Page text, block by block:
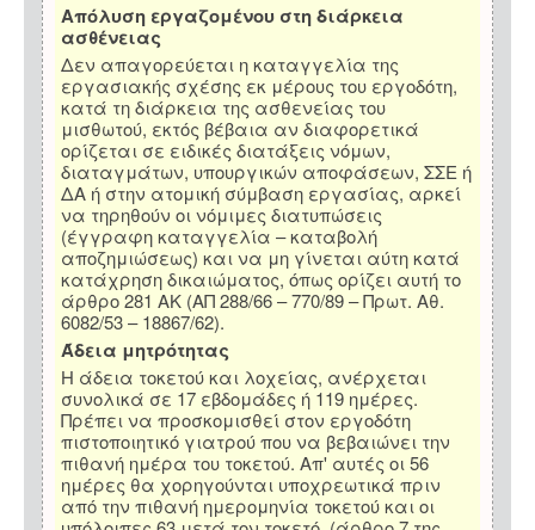
Απόλυση εργαζομένου στη διάρκεια
ασθένειας
Δεν απαγορεύεται η καταγγελία της
εργασιακής σχέσης εκ μέρους του εργοδότη,
κατά τη διάρκεια της ασθενείας του
μισθωτού, εκτός βέβαια αν διαφορετικά
ορίζεται σε ειδικές διατάξεις νόμων,
διαταγμάτων, υπουργικών αποφάσεων, ΣΣΕ ή
ΔΑ ή στην ατομική σύμβαση εργασίας, αρκεί
να τηρηθούν οι νόμιμες διατυπώσεις
(έγγραφη καταγγελία – καταβολή
αποζημιώσεως) και να μη γίνεται αύτη κατά
κατάχρηση δικαιώματος, όπως ορίζει αυτή το
άρθρο 281 ΑΚ (ΑΠ 288/66 – 770/89 – Πρωτ. Αθ.
6082/53 – 18867/62).
Άδεια μητρότητας
Η άδεια τοκετού και λοχείας, ανέρχεται
συνολικά σε 17 εβδομάδες ή 119 ημέρες.
Πρέπει να προσκομισθεί στον εργοδότη
πιστοποιητικό γιατρού που να βεβαιώνει την
πιθανή ημέρα του τοκετού. Απ' αυτές οι 56
ημέρες θα χορηγούνται υποχρεωτικά πριν
από την πιθανή ημερομηνία τοκετού και οι